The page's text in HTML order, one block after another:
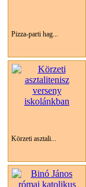
Pizza-parti hag...
Körzeti asztali...